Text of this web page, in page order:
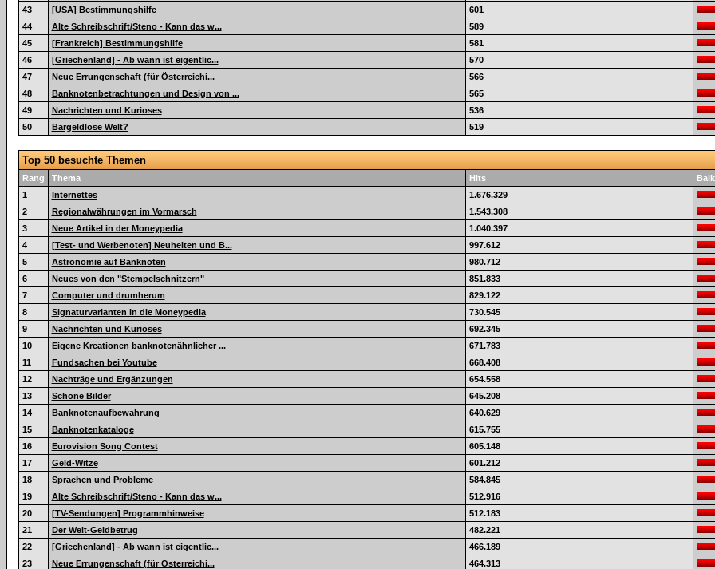
43
[USA] Bestimmungshilfe
601
44
Alte Schreibschrift/Steno - Kann das w...
589
45
[Frankreich] Bestimmungshilfe
581
46
[Griechenland] - Ab wann ist eigentlic...
570
47
Neue Errungenschaft (für Österreichi...
566
48
Banknotenbetrachtungen und Design von ...
565
49
Nachrichten und Kurioses
536
50
Bargeldlose Welt? 519
Top 50 besuchte Themen
Rang Thema Hits
1
Internettes
1.676.329
2
Regionalwährungen im Vormarsch
1.543.308
3
Neue Artikel in der Moneypedia
1.040.397
4
[Test- und Werbenoten] Neuheiten und B...
997.612
5
Astronomie auf Banknoten
980.712
6
Neues von den "Stempelschnitzern"
851.833
7
Computer und drumherum
829.122
8
Signaturvarianten in die Moneypedia
730.545
9
Nachrichten und Kurioses
692.345
10
Eigene Kreationen banknotenähnlicher ...
671.783
11
Fundsachen bei Youtube
668.408
12
Nachträge und Ergänzungen
654.558
13
Schöne Bilder
645.208
14
Banknotenaufbewahrung
640.629
15
Banknotenkataloge
615.755
16
Eurovision Song Contest
605.148
17
Geld-Witze
601.212
18
Sprachen und Probleme
584.845
19
Alte Schreibschrift/Steno - Kann das w...
512.916
20
[TV-Sendungen] Programmhinweise
512.183
21
Der Welt-Geldbetrug
482.221
22
[Griechenland] - Ab wann ist eigentlic...
466.189
23
Neue Errungenschaft (für Österreichi... 464.313